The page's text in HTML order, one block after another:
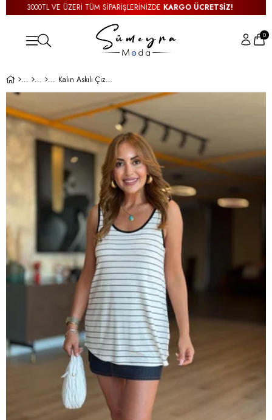
3000TL VE ÜZERİ TÜM SİPARİŞLERİNİZDEKARGO ÜCRETSİZ!
0
Kalın Askılı Çizgili Atlet Bluz